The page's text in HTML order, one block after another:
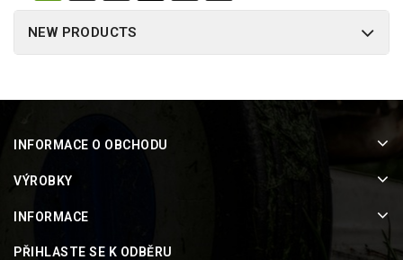
NEW PRODUCTS
INFORMACE O OBCHODU
VÝROBKY
INFORMACE
PŘIHLASTE SE K ODBĚRU